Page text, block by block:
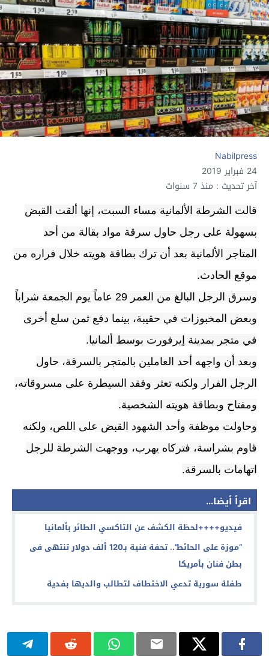
Nabilpress
24 فبراير 2019
آخر تحديث : منذ 7 سنوات
قالت الشرطة الألمانية مساء السبت، إنها ألقت القبض
بسهولة على رجل حاول سرقة مواد بقالة من أحد
المتاجر الألمانية بعد أن ترك بطاقة هويته خلال فراره من
موقع الحادث.
وسرق الرجل البالغ من العمر 29 عاماً يوم الجمعة شراباً
وبعض المخبوزات في حقيبة، بينما دفع ثمن سلع أخرى
في متجر بمدينة إيرفورت بوسط ألمانيا.
وبعد أن واجهه أحد العاملين بالمتجر بالسرقة، حاول
الرجل الفرار ولكنه تعثر وفقد السيطرة على مسروقاته،
ومفتاح وبطاقة هويته الشخصية.
وحاولت موظفة وأحد الشهود القبض على اللص، ولكنه
قاوم بشراسة، فتركاه يهرب، ووجهت الشرطة للرجل
اتهامات بالسرقة.
اقرأ أيضا...
فيديو++++لحظة الكشف عن التاكسي الطائر بألمانيا
“موزة على الحائط”.. تحفة فنية بـ120 ألف دولار تنتهى فى
بطن فنان بأمريكا
طفلة سورية تدعي الاختطاف لتطالب والديها بفدية